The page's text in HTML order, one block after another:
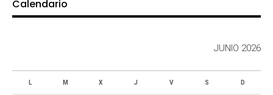
Calendario
JUNIO 2026
L M X J V S D